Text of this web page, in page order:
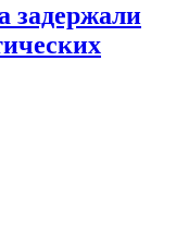
задержали